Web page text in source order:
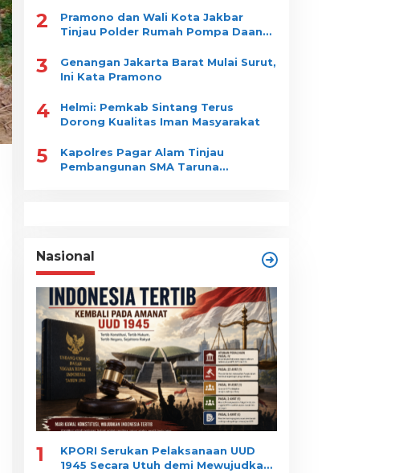
2
Pramono dan Wali Kota Jakbar
Tinjau Polder Rumah Pompa Daan
3
Genangan Jakarta Barat Mulai Surut,
Ini Kata Pramono
4
Helmi: Pemkab Sintang Terus
Dorong Kualitas Iman Masyarakat
5
Kapolres Pagar Alam Tinjau
Pembangunan SMA Taruna
Nasional
1
KPORI Serukan Pelaksanaan UUD
1945 Secara Utuh demi Mewujudkan